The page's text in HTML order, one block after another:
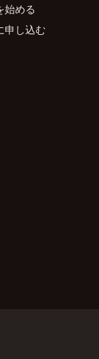
始める
申し込む